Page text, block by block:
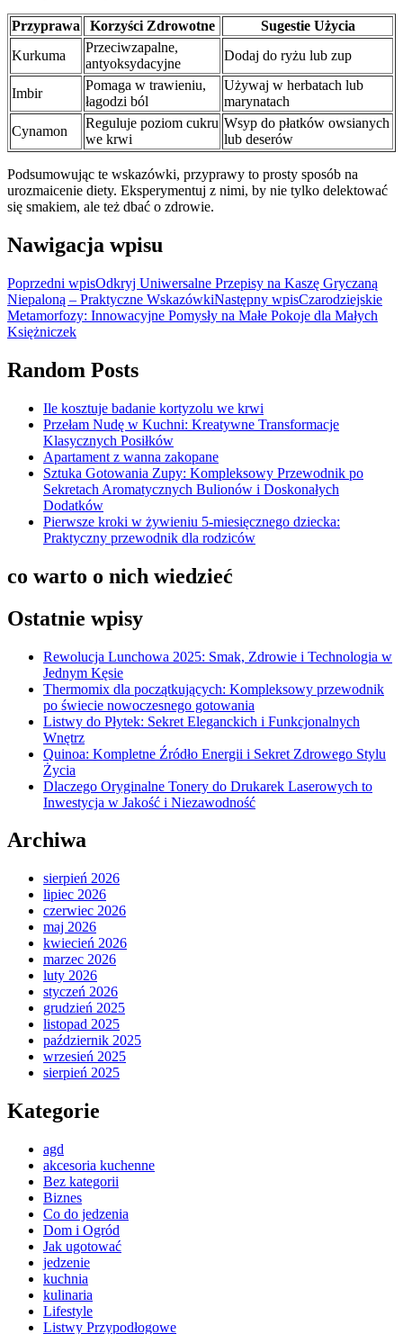
Przyprawa Korzyści Zdrowotne
Sugestie Użycia
Kurkuma
Przeciwzapalne,
antyoksydacyjne
Dodaj do ryżu lub zup
Imbir
Pomaga w trawieniu,
łagodzi ból
Używaj w herbatach lub
marynatach
Cynamon
Reguluje poziom cukru
we krwi
Wsyp do płatków owsianych
lub deserów
Podsumowując te wskazówki, przyprawy to prosty sposób na
urozmaicenie diety. Eksperymentuj z nimi, by nie tylko delektować
się smakiem, ale też dbać o zdrowie.
Nawigacja wpisu
Poprzedni wpisOdkryj Uniwersalne Przepisy na Kaszę Gryczaną
Niepaloną – Praktyczne WskazówkiNastępny wpisCzarodziejskie
Metamorfozy: Innowacyjne Pomysły na Małe Pokoje dla Małych
Księżniczek
Random Posts
Ile kosztuje badanie kortyzolu we krwi
Przełam Nudę w Kuchni: Kreatywne Transformacje
Klasycznych Posiłków
Apartament z wanna zakopane
Sztuka Gotowania Zupy: Kompleksowy Przewodnik po
Sekretach Aromatycznych Bulionów i Doskonałych
Dodatków
Pierwsze kroki w żywieniu 5-miesięcznego dziecka:
Praktyczny przewodnik dla rodziców
co warto o nich wiedzieć
Ostatnie wpisy
Rewolucja Lunchowa 2025: Smak, Zdrowie i Technologia w
Jednym Kęsie
Thermomix dla początkujących: Kompleksowy przewodnik
po świecie nowoczesnego gotowania
Listwy do Płytek: Sekret Eleganckich i Funkcjonalnych
Wnętrz
Quinoa: Kompletne Źródło Energii i Sekret Zdrowego Stylu
Życia
Dlaczego Oryginalne Tonery do Drukarek Laserowych to
Inwestycja w Jakość i Niezawodność
Archiwa
sierpień 2026
lipiec 2026
czerwiec 2026
maj 2026
kwiecień 2026
marzec 2026
luty 2026
styczeń 2026
grudzień 2025
listopad 2025
październik 2025
wrzesień 2025
sierpień 2025
Kategorie
agd
akcesoria kuchenne
Bez kategorii
Biznes
Co do jedzenia
Dom i Ogród
Jak ugotować
jedzenie
kuchnia
kulinaria
Lifestyle
Listwy Przypodłogowe